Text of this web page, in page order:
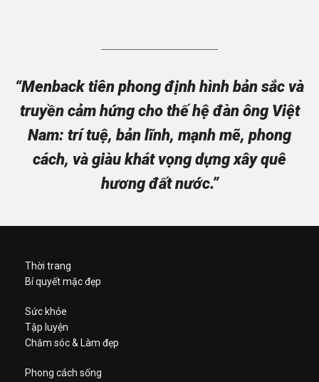
“Menback tiên phong định hình bản sắc và
truyền cảm hứng cho thế hệ đàn ông Việt
Nam: trí tuệ, bản lĩnh, mạnh mẽ, phong
cách, và giàu khát vọng dựng xây quê
hương đất nước.”
Thời trang
Bí quyết mặc đẹp
Sức khỏe
Tập luyện
Chăm sóc & Làm đẹp
Phong cách sống